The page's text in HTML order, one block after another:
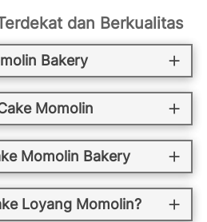
dan Berkualitas
Bakery
Momolin
Momolin Bakery
Loyang Momolin?